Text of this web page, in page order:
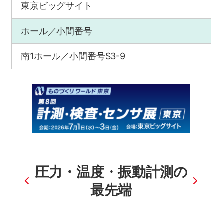
東京ビッグサイト
ホール／小間番号
南1ホール／小間番号S3-9
圧力・温度・振動計測の
最先端